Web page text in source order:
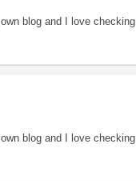
blog and I love
blog and I love